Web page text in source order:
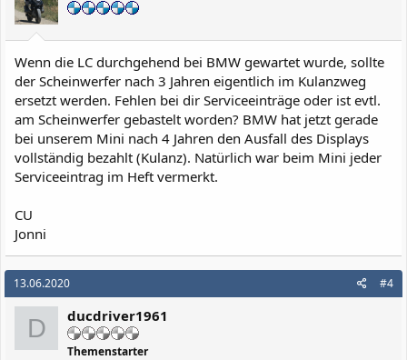
Wenn die LC durchgehend bei BMW gewartet wurde, sollte
der Scheinwerfer nach 3 Jahren eigentlich im Kulanzweg
ersetzt werden. Fehlen bei dir Serviceeinträge oder ist evtl.
am Scheinwerfer gebastelt worden? BMW hat jetzt gerade
bei unserem Mini nach 4 Jahren den Ausfall des Displays
vollständig bezahlt (Kulanz). Natürlich war beim Mini jeder
Serviceeintrag im Heft vermerkt.
CU
Jonni
13.06.2020 #4
D ducdriver1961
Themenstarter